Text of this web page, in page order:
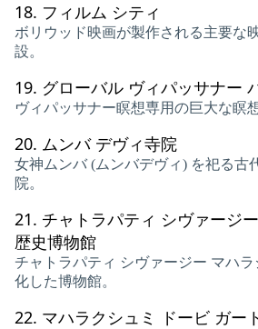
18. フィルム シティ
ボリウッド映画が製作される主要な
設。
19. グローバル ヴィパッサナー
ヴィパッサナー瞑想専用の巨大な瞑
20. ムンバ デヴィ寺院
女神ムンバ (ムンバデヴィ) を祀る古
院。
21. チャトラパティ シヴァージ
歴史博物館
チャトラパティ シヴァージー マハ
化した博物館。
22. マハラクシュミ ドービ ガー